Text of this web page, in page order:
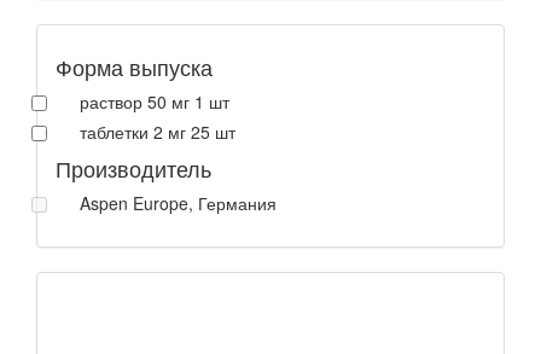
Форма выпуска
раствор 50 мг 1 шт
таблетки 2 мг 25 шт
Производитель
Aspen Europe, Германия